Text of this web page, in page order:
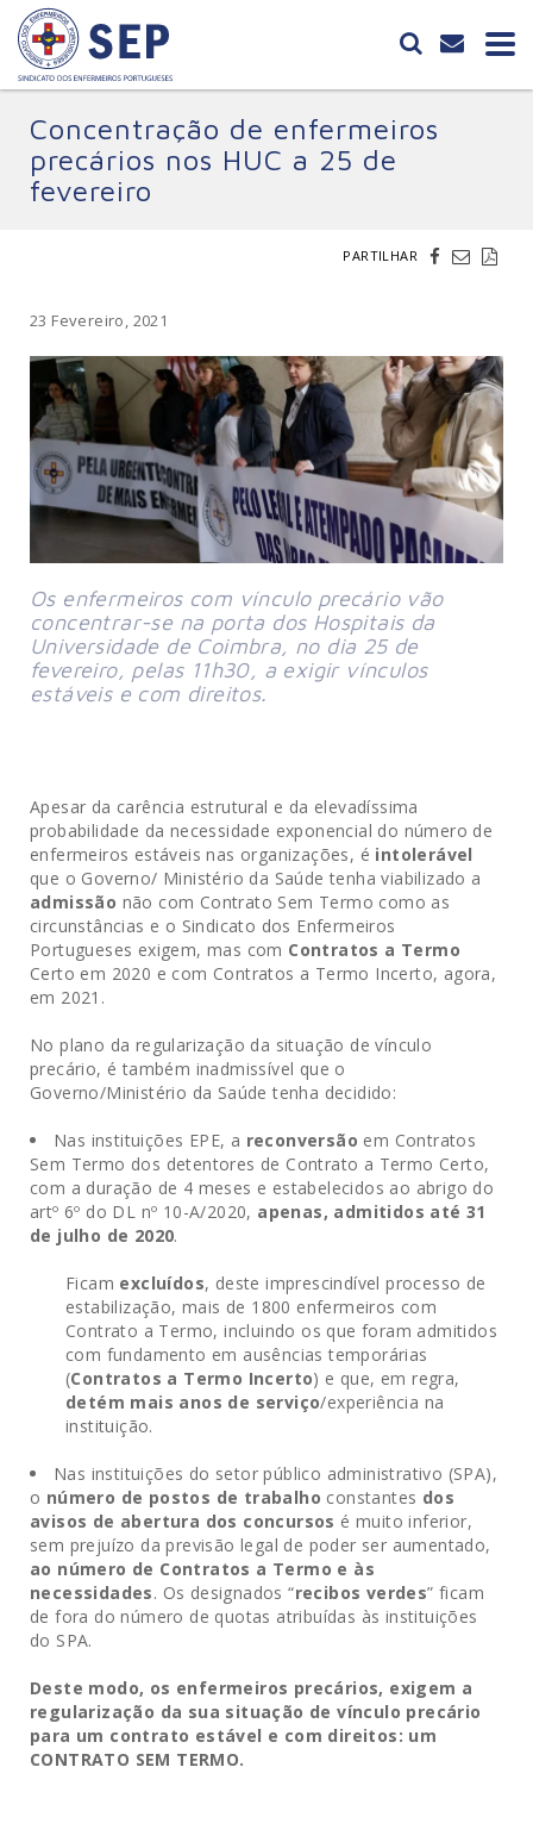
Concentração de enfermeiros
precários nos HUC a 25 de
fevereiro
PARTILHAR
23 Fevereiro, 2021
Os enfermeiros com vínculo precário vão
concentrar-se na porta dos Hospitais da
Universidade de Coimbra, no dia 25 de
fevereiro, pelas 11h30, a exigir vínculos
estáveis e com direitos.
Apesar da carência estrutural e da elevadíssima
probabilidade da necessidade exponencial do número de
enfermeiros estáveis nas organizações, é intolerável
que o Governo/ Ministério da Saúde tenha viabilizado a
admissão não com Contrato Sem Termo como as
circunstâncias e o Sindicato dos Enfermeiros
Portugueses exigem, mas com Contratos a Termo
Certo em 2020 e com Contratos a Termo Incerto, agora,
em 2021.
No plano da regularização da situação de vínculo
precário, é também inadmissível que o
Governo/Ministério da Saúde tenha decidido:
Nas instituições EPE, a reconversão em Contratos
Sem Termo dos detentores de Contrato a Termo Certo,
com a duração de 4 meses e estabelecidos ao abrigo do
artº 6º do DL nº 10-A/2020, apenas, admitidos até 31
de julho de 2020.
Ficam excluídos, deste imprescindível processo de
estabilização, mais de 1800 enfermeiros com
Contrato a Termo, incluindo os que foram admitidos
com fundamento em ausências temporárias
(Contratos a Termo Incerto) e que, em regra,
detém mais anos de serviço/experiência na
instituição.
Nas instituições do setor público administrativo (SPA),
o número de postos de trabalho constantes dos
avisos de abertura dos concursos é muito inferior,
sem prejuízo da previsão legal de poder ser aumentado,
ao número de Contratos a Termo e às
necessidades. Os designados “recibos verdes” ficam
de fora do número de quotas atribuídas às instituições
do SPA.
Deste modo, os enfermeiros precários, exigem a
regularização da sua situação de vínculo precário
para um contrato estável e com direitos: um
CONTRATO SEM TERMO.